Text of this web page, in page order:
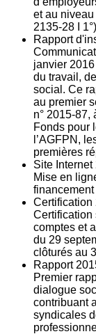
et au
2135‐28 I
Rapport
janvier
du travail,
social. Ce
au premier
n° 2015-
Fonds pour
l’AGFPN,
premières
Site Internet
Mise en
financement
Certification
Certification
comptes et
du 29
clôturés au
Rapport
Premier
dialogue
contribuant
syndicales